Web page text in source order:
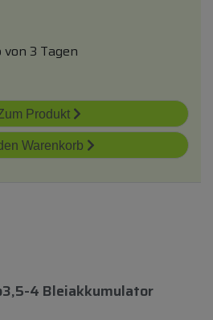
3 Tagen
Produkt
Warenkorb
4 Bleiakkumulator